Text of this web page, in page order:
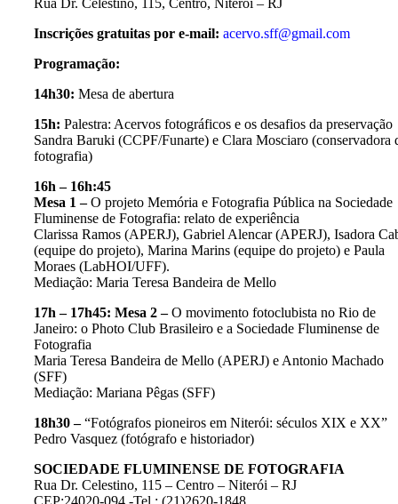
Inscrições gratuitas por e-mail: acervo.sff@gmail.com
Programação:
14h30: Mesa de abertura
15h: Palestra: Acervos fotográficos e os desafios da preservação
Sandra Baruki (CCPF/Funarte) e Clara Mosciaro (conservadora
fotografia)
16h – 16h:45
Mesa 1 –O projeto Memória e Fotografia Pública na Sociedade
Fluminense de Fotografia: relato de experiência
Clarissa Ramos (APERJ), Gabriel Alencar (APERJ), Isadora
(equipe do projeto), Marina Marins (equipe do projeto) e Paula
Moraes (LabHOI/UFF).
Mediação: Maria Teresa Bandeira de Mello
17h – 17h45: Mesa 2 –O movimento fotoclubista no Rio de
Janeiro: o Photo Club Brasileiro e a Sociedade Fluminense de
Fotografia
Maria Teresa Bandeira de Mello (APERJ) e Antonio Machado
(SFF)
Mediação: Mariana Pêgas (SFF)
18h30 –“Fotógrafos pioneiros em Niterói: séculos XIX e XX”
Pedro Vasquez (fotógrafo e historiador)
SOCIEDADE FLUMINENSE DE FOTOGRAFIA
Rua Dr. Celestino, 115 – Centro – Niterói – RJ
CEP:24020-094 -Tel.: (21)2620-1848